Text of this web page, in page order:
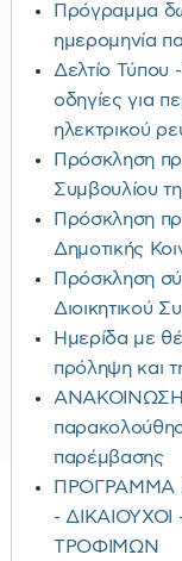
Πρόγραμμα
ημερομηνία
Δελτίο Τύπου
οδηγίες για
ηλεκτρικού
Πρόσκληση
Συμβουλίου
Πρόσκληση
Δημοτικής
Πρόσκληση
Διοικητικού
Ημερίδα με
πρόληψη και
ΑΝΑΚΟΙΝΩΣΗ:
παρέμβασης
ΠΡΟΓΡΑΜΜΑ
-
ΤΡΟΦΙΜΩΝ